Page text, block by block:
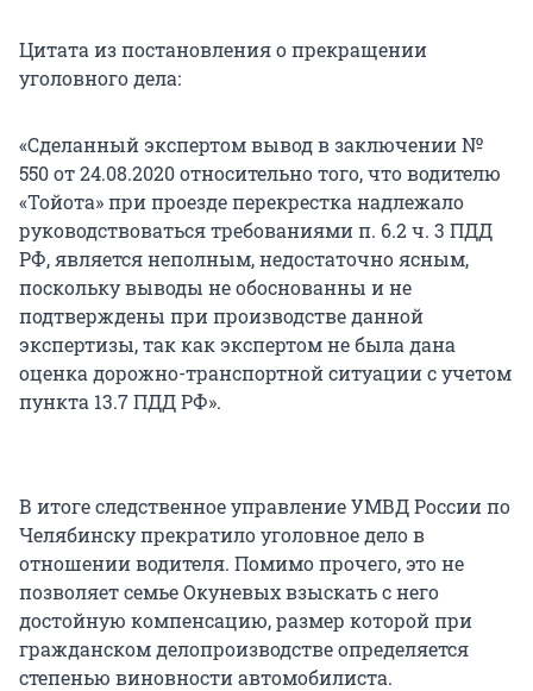
Цитата из постановления о прекращении
уголовного дела:
«Сделанный экспертом вывод в заключении №
550 от 24.08.2020 относительно того, что водителю
«Тойота» при проезде перекрестка надлежало
руководствоваться требованиями п. 6.2 ч. 3 ПДД
РФ, является неполным, недостаточно ясным,
поскольку выводы не обоснованны и не
подтверждены при производстве данной
экспертизы, так как экспертом не была дана
оценка дорожно-транспортной ситуации с учетом
пункта 13.7 ПДД РФ».
В итоге следственное управление УМВД России по
Челябинску прекратило уголовное дело в
отношении водителя. Помимо прочего, это не
позволяет семье Окуневых взыскать с него
достойную компенсацию, размер которой при
гражданском делопроизводстве определяется
степенью виновности автомобилиста.